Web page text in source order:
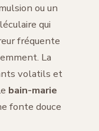
ou un
qui
fréquente
La
volatils et
bain-marie
fonte douce